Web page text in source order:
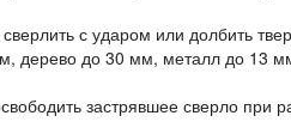
с ударом или долбить
дерево до 30 мм, металл до 13
застрявшее сверло при